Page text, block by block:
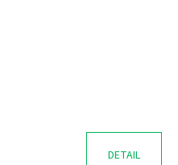
DETAIL